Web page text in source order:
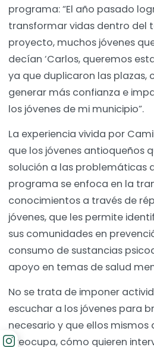
programa: “El año pasado
transformar vidas dentro del
proyecto, muchos jóvenes
decían ‘Carlos, queremos
ya que duplicaron las plazas,
generar más confianza e
los jóvenes de mi municipio”.
La experiencia vivida por
que los jóvenes antioqueños
solución a las problemáticas
programa se enfoca en la
conocimientos a través de
jóvenes, que les permite
sus comunidades en
consumo de sustancias
apoyo en temas de salud
No se trata de imponer
escuchar a los jóvenes para
necesario y que ellos mismos
preocupa, cómo quieren